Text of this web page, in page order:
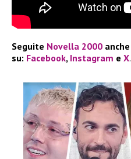
Seguite Novella 2000 anche
su: Facebook, Instagram e X.